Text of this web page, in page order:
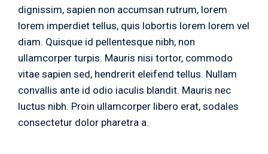
dignissim, sapien non accumsan rutrum, lorem
lorem imperdiet tellus, quis lobortis lorem lorem vel
diam. Quisque id pellentesque nibh, non
ullamcorper turpis. Mauris nisi tortor, commodo
vitae sapien sed, hendrerit eleifend tellus. Nullam
convallis ante id odio iaculis blandit. Mauris nec
luctus nibh. Proin ullamcorper libero erat, sodales
consectetur dolor pharetra a.